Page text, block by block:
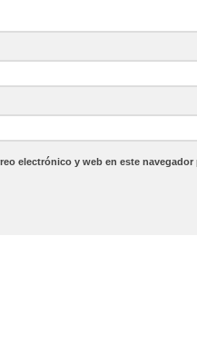
electrónico y web en este